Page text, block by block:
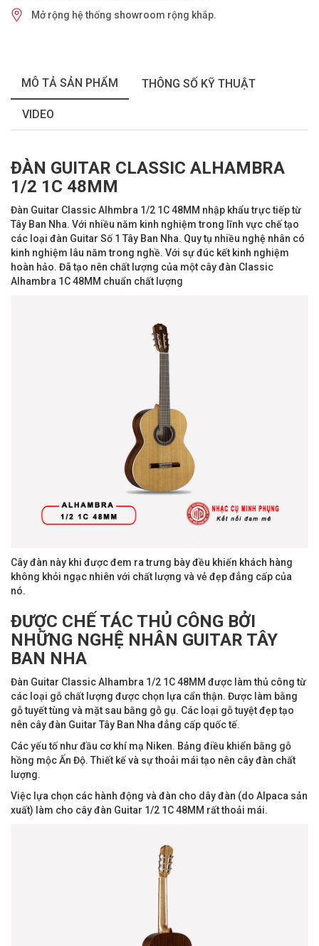
Mở rộng hệ thống showroom rộng khắp.
MÔ TẢ SẢN PHẨM THÔNG SỐ KỸ THUẬT
VIDEO
ĐÀN GUITAR CLASSIC ALHAMBRA
1/2 1C 48MM
Đàn Guitar Classic Alhmbra 1/2 1C 48MM nhập khẩu trực tiếp từ
Tây Ban Nha. Với nhiều năm kinh nghiệm trong lĩnh vực chế tạo
các loại đàn Guitar Số 1 Tây Ban Nha. Quy tụ nhiều nghệ nhân có
kinh nghiệm lâu năm trong nghề. Với sự đúc kết kinh nghiệm
hoàn hảo. Đã tạo nên chất lượng của một cây đàn Classic
Alhambra 1C 48MM chuẩn chất lượng
Cây đàn này khi được đem ra trưng bày đều khiến khách hàng
không khỏi ngạc nhiên với chất lượng và vẻ đẹp đẳng cấp của
nó.
ĐƯỢC CHẾ TÁC THỦ CÔNG BỞI
NHỮNG NGHỆ NHÂN GUITAR TÂY
BAN NHA
Đàn Guitar Classic Alhambra 1/2 1C 48MM được làm thủ công từ
các loại gỗ chất lượng được chọn lựa cẩn thận. Được làm bằng
gỗ tuyết tùng và mặt sau bằng gỗ gụ. Các loại gỗ tuyệt đẹp tạo
nên cây đàn Guitar Tây Ban Nha đẳng cấp quốc tế.
Các yếu tố như đầu cơ khí mạ Niken. Bảng điều khiển bằng gỗ
hồng mộc Ấn Độ. Thiết kế và sự thoải mái tạo nên cây đàn chất
lượng.
Việc lựa chọn các hành động và đàn cho dây đàn (do Alpaca sản
xuất) làm cho cây đàn Guitar 1/2 1C 48MM rất thoải mái.